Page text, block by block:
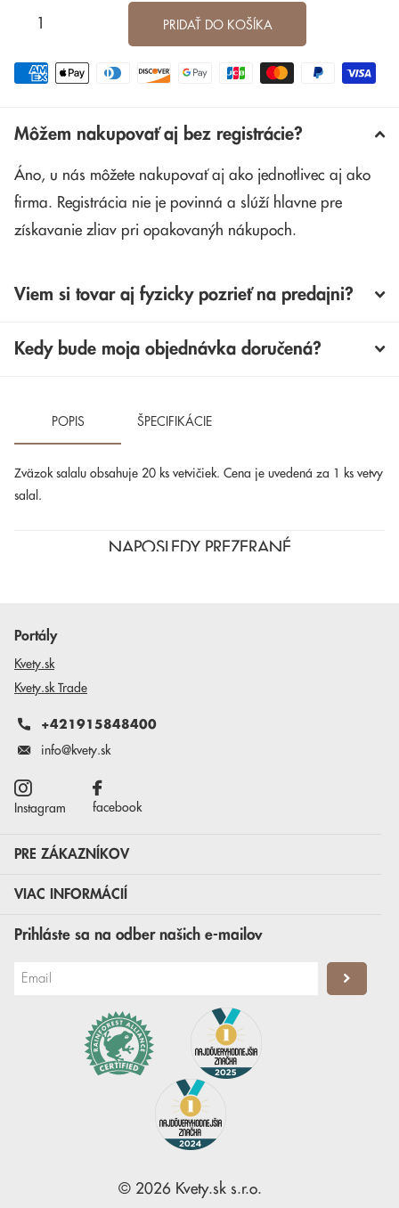
PRIDAŤ DO KOŠÍKA
Môžem nakupovať aj bez registrácie?
Áno, u nás môžete nakupovať aj ako jednotlivec aj ako
firma. Registrácia nie je povinná a slúží hlavne pre
získavanie zliav pri opakovanýh nákupoch.
Viem si tovar aj fyzicky pozrieť na predajni?
Kedy bude moja objednávka doručená?
POPIS ŠPECIFIKÁCIE
Zväzok salalu obsahuje 20 ks vetvičiek. Cena je uvedená za 1 ks vetvy
salal.
NAPOSLEDY PREZERANÉ
Portály
Kvety.sk
Kvety.sk Trade
+421915848400
info@kvety.sk
Instagram facebook
PRE ZÁKAZNÍKOV
VIAC INFORMÁCIÍ
Prihláste sa na odber našich e-mailov
© 2026 Kvety.sks.r.o.